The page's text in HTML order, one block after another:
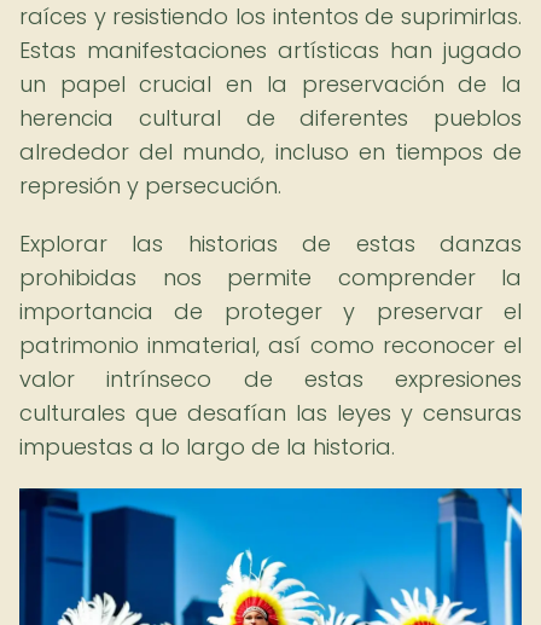
raíces y resistiendo los intentos de suprimirlas.
Estas manifestaciones artísticas han jugado
un papel crucial en la preservación de la
herencia cultural de diferentes pueblos
alrededor del mundo, incluso en tiempos de
represión y persecución.
Explorar las historias de estas danzas
prohibidas nos permite comprender la
importancia de proteger y preservar el
patrimonio inmaterial, así como reconocer el
valor intrínseco de estas expresiones
culturales que desafían las leyes y censuras
impuestas a lo largo de la historia.